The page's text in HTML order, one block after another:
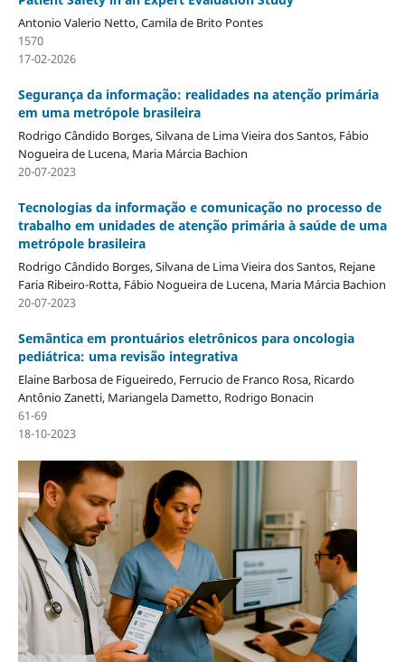
Antonio Valerio Netto, Camila de Brito Pontes
1570
17-02-2026
Segurança da informação: realidades na atenção primária
em uma metrópole brasileira
Rodrigo Cândido Borges, Silvana de Lima Vieira dos Santos, Fábio
Nogueira de Lucena, Maria Márcia Bachion
20-07-2023
Tecnologias da informação e comunicação no processo de
trabalho em unidades de atenção primária à saúde de uma
metrópole brasileira
Rodrigo Cândido Borges, Silvana de Lima Vieira dos Santos, Rejane
Faria Ribeiro-Rotta, Fábio Nogueira de Lucena, Maria Márcia Bachion
20-07-2023
Semântica em prontuários eletrônicos para oncologia
pediátrica: uma revisão integrativa
Elaine Barbosa de Figueiredo, Ferrucio de Franco Rosa, Ricardo
Antônio Zanetti, Mariangela Dametto, Rodrigo Bonacin
61-69
18-10-2023